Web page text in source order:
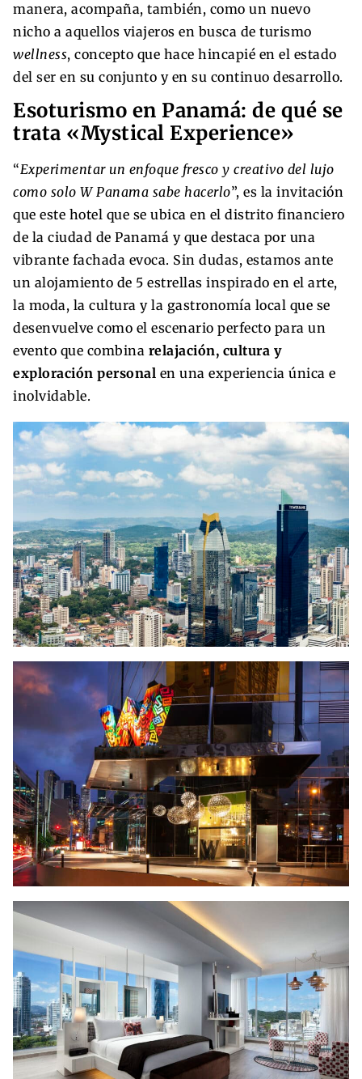
manera, acompaña, también, como un nuevo
nicho a aquellos viajeros en busca de turismo
wellness, concepto que hace hincapié en el estado
del ser en su conjunto y en su continuo desarrollo.
Esoturismo en Panamá: de qué se
trata «Mystical Experience»
“Experimentar un enfoque fresco y creativo del lujo
como solo W Panama sabe hacerlo”, es la invitación
que este hotel que se ubica en el distrito financiero
de la ciudad de Panamá y que destaca por una
vibrante fachada evoca. Sin dudas, estamos ante
un alojamiento de 5 estrellas inspirado en el arte,
la moda, la cultura y la gastronomía local que se
desenvuelve como el escenario perfecto para un
evento que combina relajación, cultura y
exploración personal en una experiencia única e
inolvidable.